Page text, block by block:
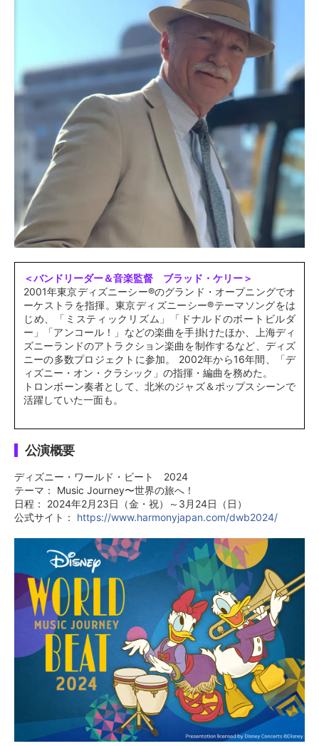
＜バンドリーダー＆音楽監督 ブラッド・ケリー＞
2001年東京ディズニーシー®︎のグランド・オープニングでオ
ーケストラを指揮。東京ディズニーシー®︎テーマソングをは
じめ、「ミスティックリズム」「ドナルドのボートビルダ
ー」「アンコール！」などの楽曲を手掛けたほか、上海ディ
ズニーランドのアトラクション楽曲を制作するなど、ディズ
ニーの多数プロジェクトに参加。 2002年から16年間、「デ
ィズニー・オン・クラシック」の指揮・編曲を務めた。
トロンボーン奏者として、北米のジャズ＆ポップスシーンで
活躍していた一面も。
公演概要
ディズニー・ワールド・ビート 2024
テーマ： Music Journey〜世界の旅へ！
日程： 2024年2月23日（金・祝）～3月24日（日）
公式サイト： https://www.harmonyjapan.com/dwb2024/